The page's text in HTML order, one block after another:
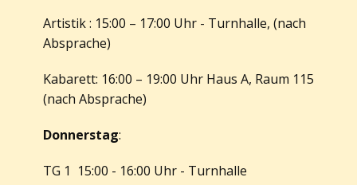
Artistik : 15:00 – 17:00 Uhr - Turnhalle, (nach
Absprache)
Kabarett: 16:00 – 19:00 Uhr Haus A, Raum 115
(nach Absprache)
Donnerstag:
TG 1 15:00 - 16:00 Uhr - Turnhalle